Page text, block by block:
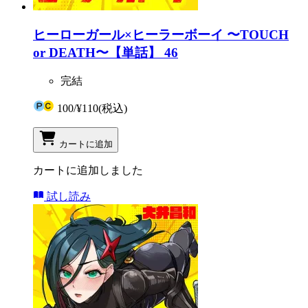
ヒーローガール×ヒーラーボーイ 〜TOUCH
or DEATH〜【単話】 46
完結
100/¥110(税込)
カートに追加
カートに追加しました
試し読み